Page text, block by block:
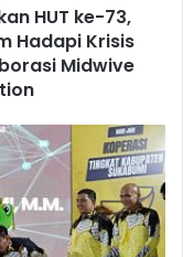
HUT ke-73,
Hadapi Krisis
Midwive